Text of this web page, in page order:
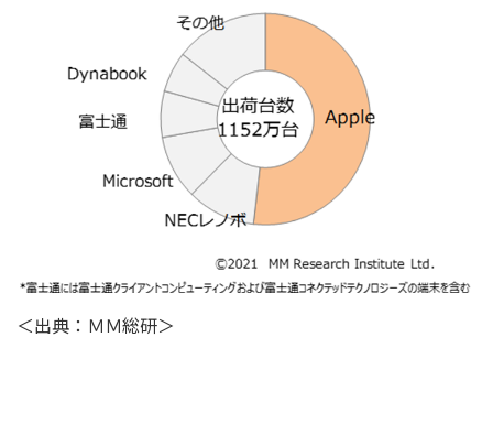
＜出典：ＭＭ総研＞